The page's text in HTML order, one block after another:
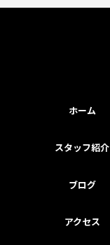
ホーム
スタッフ紹介
ブログ
アクセス